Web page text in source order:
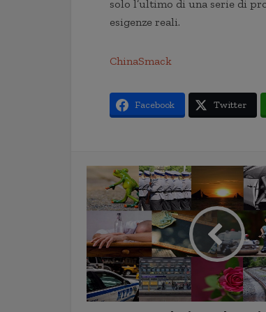
solo l’ultimo di una serie di
esigenze reali.
ChinaSmack
Facebook Twitter